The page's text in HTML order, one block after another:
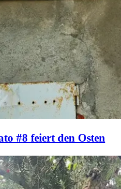
#8 feiert den Osten